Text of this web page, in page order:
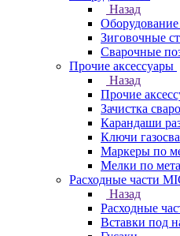
Назад
Оборудование
Зиговочные
Сварочные
Прочие аксессуары
Назад
Прочие
Зачистка
Карандаши
Ключи
Маркеры по
Мелки по
Расходные части
Назад
Расходные
Вставки под